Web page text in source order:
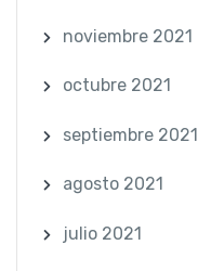
noviembre 2021
octubre 2021
septiembre 2021
agosto 2021
julio 2021